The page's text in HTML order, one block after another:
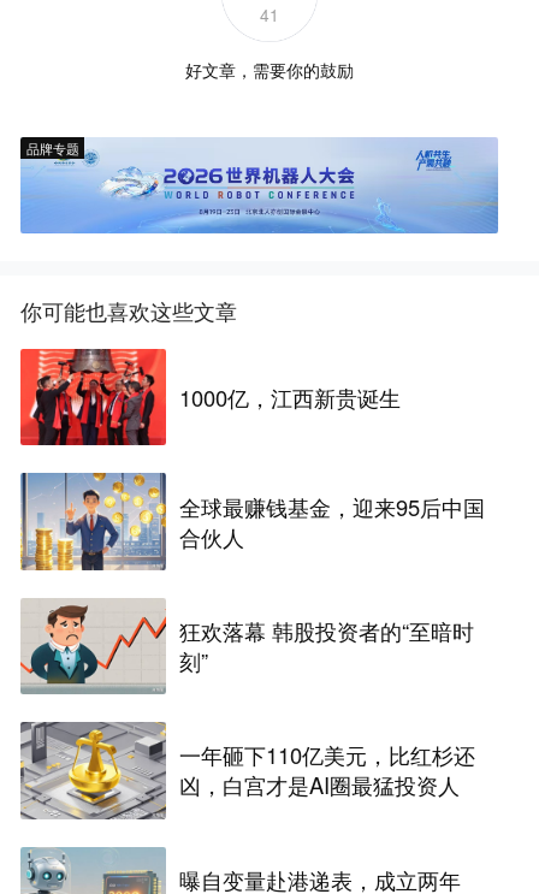
41
好文章，需要你的鼓励
品牌专题
你可能也喜欢这些文章
1000亿，江西新贵诞生
全球最赚钱基金，迎来95后中国
合伙人
狂欢落幕 韩股投资者的“至暗时
刻”
一年砸下110亿美元，比红杉还
凶，白宫才是AI圈最猛投资人
曝自变量赴港递表，成立两年